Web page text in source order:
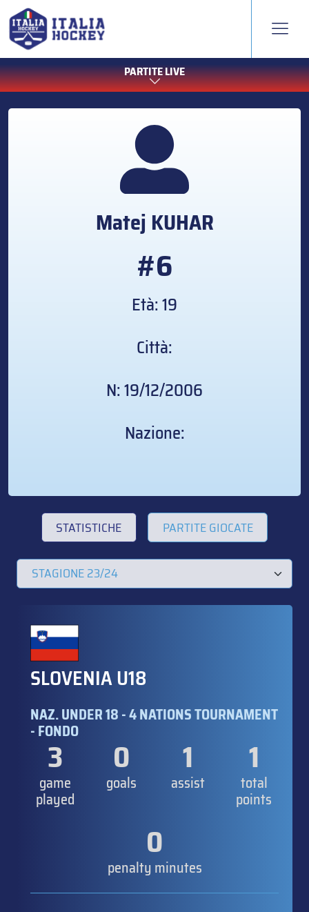
PARTITE LIVE
Matej KUHAR
#6
Età: 19
Città:
N: 19/12/2006
Nazione:
STATISTICHE PARTITE GIOCATE
SLOVENIA U18
NAZ. UNDER 18 - 4 NATIONS TOURNAMENT
- FONDO
3
game
played
0
goals
1
assist
1
total
points
0
penalty minutes